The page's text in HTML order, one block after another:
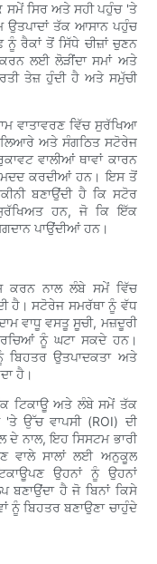
ਸਮੇਂ ਸਿਰ ਅਤੇ ਸਹੀ ਪਹੁੰਚ 'ਤੇ
ਉਤਪਾਦਾਂ ਤੱਕ ਆਸਾਨ ਪਹੁੰਚ
ਰੈਕਾਂ ਤੋਂ ਸਿੱਧੇ ਚੀਜ਼ਾਂ ਚੁਣਨ
ਲਈ ਲੋੜੀਂਦਾ ਸਮਾਂ ਅਤੇ
ਤੇਜ਼ ਹੁੰਦੀ ਹੈ ਅਤੇ ਸਮੁੱਚੀ
ਵਾਤਾਵਰਣ ਵਿੱਚ ਸੁਰੱਖਿਆ
ਅਤੇ ਸੰਗਠਿਤ ਸਟੋਰੇਜ
ਵਾਲੀਆਂ ਥਾਵਾਂ ਕਾਰਨ
ਮਦਦ ਕਰਦੀਆਂ ਹਨ। ਇਸ ਤੋਂ
ਬਣਾਉਂਦੀ ਹੈ ਕਿ ਸਟੋਰ
ਹਨ, ਜੋ ਕਿ ਇੱਕ
ਪਾਉਂਦੀਆਂ ਹਨ।
ਕਰਨ ਨਾਲ ਲੰਬੇ ਸਮੇਂ ਵਿੱਚ
ਹੈ। ਸਟੋਰੇਜ ਸਮਰੱਥਾ ਨੂੰ ਵੱਧ
ਵਾਧੂ ਵਸਤੂ ਸੂਚੀ, ਮਜ਼ਦੂਰੀ
ਨੂੰ ਘਟਾ ਸਕਦੇ ਹਨ।
ਬਿਹਤਰ ਉਤਪਾਦਕਤਾ ਅਤੇ
ਹੈ।
ਟਿਕਾਊ ਅਤੇ ਲੰਬੇ ਸਮੇਂ ਤੱਕ
ਉੱਚ ਵਾਪਸੀ (ROI) ਦੀ
ਨਾਲ, ਇਹ ਸਿਸਟਮ ਭਾਰੀ
ਵਾਲੇ ਸਾਲਾਂ ਲਈ ਅਨੁਕੂਲ
ਉਹਨਾਂ ਨੂੰ ਉਹਨਾਂ
ਬਣਾਉਂਦਾ ਹੈ ਜੋ ਬਿਨਾਂ ਕਿਸੇ
ਬਿਹਤਰ ਬਣਾਉਣਾ ਚਾਹੁੰਦੇ